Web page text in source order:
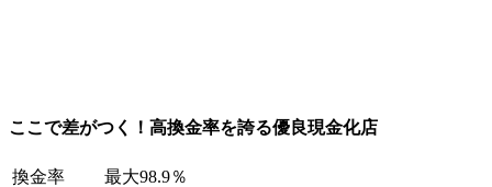
ここで差がつく！高換金率を誇る優良現金化店
換金率
最大98.9％